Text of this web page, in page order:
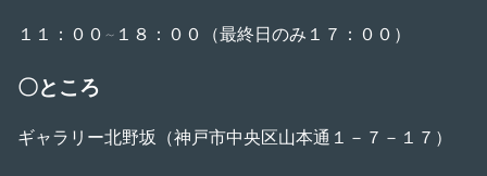
１１：００~１８：００（最終日のみ１７：００）
〇ところ
ギャラリー北野坂（神戸市中央区山本通１－７－１７）